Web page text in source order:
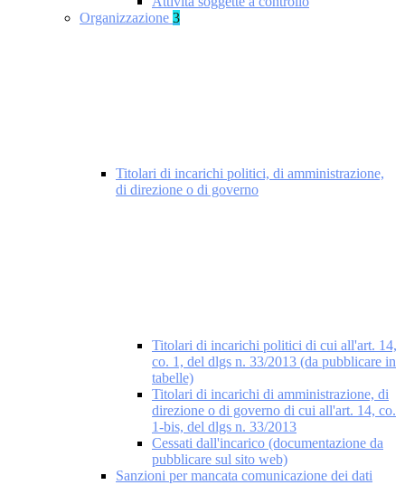
Organizzazione 3
Titolari di incarichi politici, di amministrazione,
di direzione o di governo
Titolari di incarichi politici di cui all'art. 14,
co. 1, del dlgs n. 33/2013 (da pubblicare in
tabelle)
Titolari di incarichi di amministrazione, di
direzione o di governo di cui all'art. 14, co.
1-bis, del dlgs n. 33/2013
Cessati dall'incarico (documentazione da
pubblicare sul sito web)
Sanzioni per mancata comunicazione dei dati